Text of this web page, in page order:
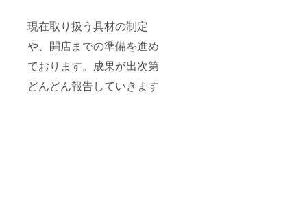
現在取り扱う具材の制定
や、開店までの準備を進め
ております。成果が出次第
どんどん報告していきます